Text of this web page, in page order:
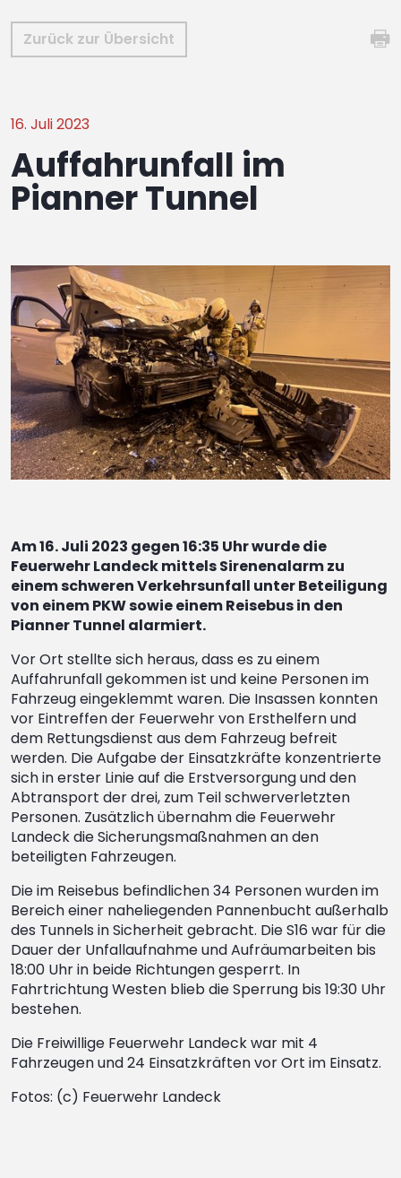
Zurück zur Übersicht
16. Juli 2023
Auffahrunfall im
Pianner Tunnel
Am 16. Juli 2023 gegen 16:35 Uhr wurde die
Feuerwehr Landeck mittels Sirenenalarm zu
einem schweren Verkehrsunfall unter Beteiligung
von einem PKW sowie einem Reisebus in den
Pianner Tunnel alarmiert.
Vor Ort stellte sich heraus, dass es zu einem
Auffahrunfall gekommen ist und keine Personen im
Fahrzeug eingeklemmt waren. Die Insassen konnten
vor Eintreffen der Feuerwehr von Ersthelfern und
dem Rettungsdienst aus dem Fahrzeug befreit
werden. Die Aufgabe der Einsatzkräfte konzentrierte
sich in erster Linie auf die Erstversorgung und den
Abtransport der drei, zum Teil schwerverletzten
Personen. Zusätzlich übernahm die Feuerwehr
Landeck die Sicherungsmaßnahmen an den
beteiligten Fahrzeugen.
Die im Reisebus befindlichen 34 Personen wurden im
Bereich einer naheliegenden Pannenbucht außerhalb
des Tunnels in Sicherheit gebracht. Die S16 war für die
Dauer der Unfallaufnahme und Aufräumarbeiten bis
18:00 Uhr in beide Richtungen gesperrt. In
Fahrtrichtung Westen blieb die Sperrung bis 19:30 Uhr
bestehen.
Die Freiwillige Feuerwehr Landeck war mit 4
Fahrzeugen und 24 Einsatzkräften vor Ort im Einsatz.
Fotos: (c) Feuerwehr Landeck